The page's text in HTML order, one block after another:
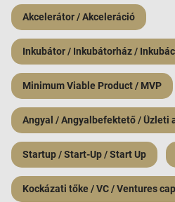
Akcelerátor / Akceleráció
Inkubátor / Inkubátorház /
Minimum Viable Product / MVP
Angyal / Angyalbefektető / Üzleti
Startup / Start-Up / Start Up
Kockázati tőke / VC / Ventures